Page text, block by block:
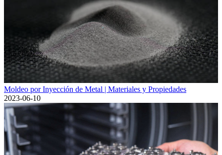
Moldeo por Inyección de Metal | Materiales y Propiedades
2023-06-10